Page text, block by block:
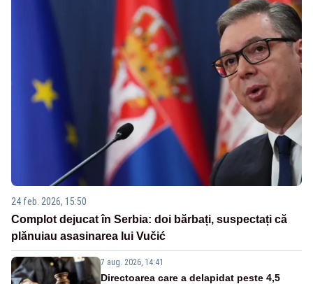
24 feb. 2026, 15:50
Complot dejucat în Serbia: doi bărbați, suspectați că
plănuiau asasinarea lui Vučić
7 aug. 2026, 14:41
Directoarea care a delapidat peste 4,5